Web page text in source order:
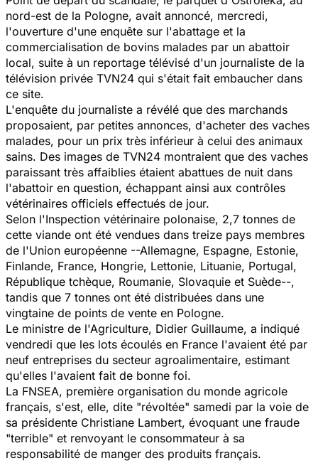
nord-est de la Pologne, avait annoncé, mercredi,
l'ouverture d'une enquête sur l'abattage et la
commercialisation de bovins malades par un abattoir
local, suite à un reportage télévisé d'un journaliste de la
télévision privée TVN24 qui s'était fait embaucher dans
ce site.
L'enquête du journaliste a révélé que des marchands
proposaient, par petites annonces, d'acheter des vaches
malades, pour un prix très inférieur à celui des animaux
sains. Des images de TVN24 montraient que des vaches
paraissant très affaiblies étaient abattues de nuit dans
l'abattoir en question, échappant ainsi aux contrôles
vétérinaires officiels effectués de jour.
Selon l'Inspection vétérinaire polonaise, 2,7 tonnes de
cette viande ont été vendues dans treize pays membres
de l'Union européenne --Allemagne, Espagne, Estonie,
Finlande, France, Hongrie, Lettonie, Lituanie, Portugal,
République tchèque, Roumanie, Slovaquie et Suède--,
tandis que 7 tonnes ont été distribuées dans une
vingtaine de points de vente en Pologne.
Le ministre de l'Agriculture, Didier Guillaume, a indiqué
vendredi que les lots écoulés en France l'avaient été par
neuf entreprises du secteur agroalimentaire, estimant
qu'elles l'avaient fait de bonne foi.
La FNSEA, première organisation du monde agricole
français, s'est, elle, dite "révoltée" samedi par la voie de
sa présidente Christiane Lambert, évoquant une fraude
"terrible" et renvoyant le consommateur à sa
responsabilité de manger des produits français.